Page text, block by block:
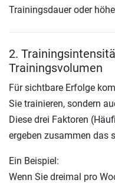
Trainingsdauer oder
2.
Trainingsvolumen
Für sichtbare Erfolge
Sie trainieren, sondern
Diese drei Faktoren
ergeben zusammen das
Ein Beispiel:
Wenn Sie dreimal pro